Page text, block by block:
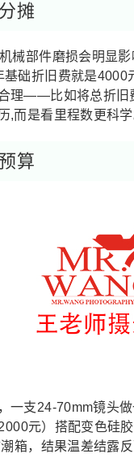
摊
械部件磨损会明显
础折旧费就是
理——比如将总折
,而是看里程数更科学
算
一支24-70mm镜头
元）搭配变色硅
箱，结果温差结露